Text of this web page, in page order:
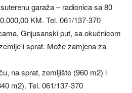
garaža – radionica sa 80
KM. Tel. 061/137-370
Gnjusanski put, sa okućnicom
i sprat. Može zamjena za
na sprat, zemljište (960 m2) i
m2). Tel. 061/137-370